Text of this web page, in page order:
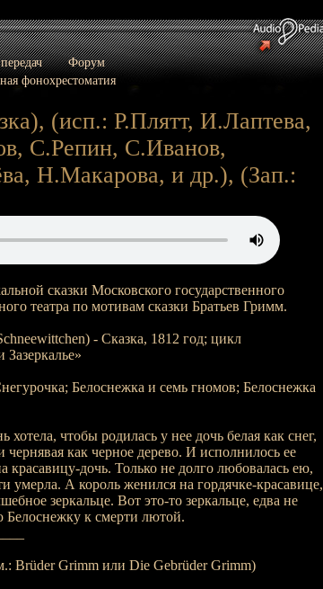
Форум
фонохрестоматия
(исп.: Р.Плятт, И.Лаптева,
С.Репин, С.Иванов,
Н.Макарова, и др.), (Зап.:
сказки Московского государственного
театра по мотивам сказки Братьев Гримм.
- Сказка, 1812 год; цикл
Белоснежка и семь гномов; Белоснежка
хотела, чтобы родилась у нее дочь белая как снег,
чернявая как черное дерево. И исполнилось ее
красавицу-дочь. Только не долго любовалась ею,
умерла. А король женился на гордячке-красавице,
зеркальце. Вот это-то зеркальце, едва не
Белоснежку к смерти лютой.
Brüder Grimm или Die Gebrüder Grimm)